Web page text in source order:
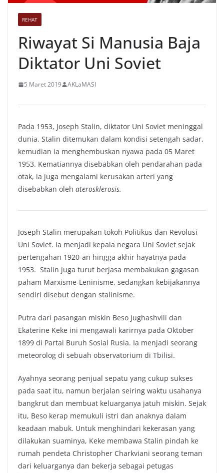
REHAT
Riwayat Si Manusia Baja
Diktator Uni Soviet
5 Maret 2019 AKLaMASI
Pada 1953, Joseph Stalin, diktator Uni Soviet meninggal
dunia. Stalin ditemukan dalam kondisi setengah sadar,
kemudian ia menghembuskan nyawa pada 05 Maret
1953. Kematiannya disebabkan oleh pendarahan pada
otak, ia juga mengalami kerusakan arteri yang
disebabkan oleh aterosklerosis.
Joseph Stalin merupakan tokoh Politikus dan Revolusi
Uni Soviet. Ia menjadi kepala negara Uni Soviet sejak
pertengahan 1920-an hingga akhir hayatnya pada
1953. Stalin juga turut berjasa membakukan gagasan
paham Marxisme-Leninisme, sedangkan kebijakannya
sendiri disebut dengan stalinisme.
Putra dari pasangan miskin Beso Jughashvili dan
Ekaterine Keke ini mengawali karirnya pada Oktober
1899 di Partai Buruh Sosial Rusia. Ia menjadi seorang
meteorolog di sebuah observatorium di Tbilisi.
Ayahnya seorang penjual sepatu yang cukup sukses
pada saat itu, namun berjalan seiring waktu usahanya
bangkrut dan membuat keluarganya jatuh miskin. Sejak
itu, Beso kerap memukuli istri dan anaknya dalam
keadaan mabuk. Untuk menghindari kekerasan yang
dilakukan suaminya, Keke membawa Stalin pindah ke
rumah pendeta Christopher Charkviani seorang teman
dari keluarganya dan bekerja sebagai petugas